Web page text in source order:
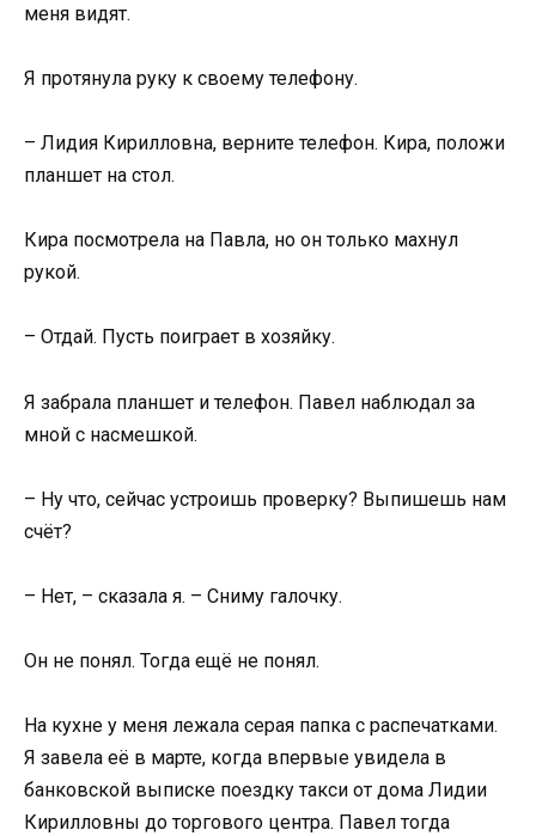
меня видят.
Я протянула руку к своему телефону.
– Лидия Кирилловна, верните телефон. Кира, положи
планшет на стол.
Кира посмотрела на Павла, но он только махнул
рукой.
– Отдай. Пусть поиграет в хозяйку.
Я забрала планшет и телефон. Павел наблюдал за
мной с насмешкой.
– Ну что, сейчас устроишь проверку? Выпишешь нам
счёт?
– Нет, – сказала я. – Сниму галочку.
Он не понял. Тогда ещё не понял.
На кухне у меня лежала серая папка с распечатками.
Я завела её в марте, когда впервые увидела в
банковской выписке поездку такси от дома Лидии
Кирилловны до торгового центра. Павел тогда